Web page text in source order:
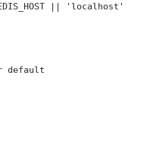
|| 'localhost'
default